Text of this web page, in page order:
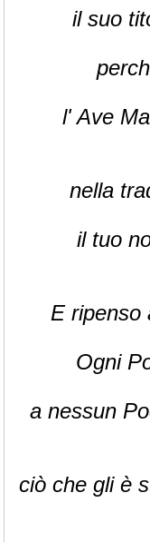
il suo
l' Ave
nella
il tuo
E ripenso
Ogni
a nessun
ciò che gli è